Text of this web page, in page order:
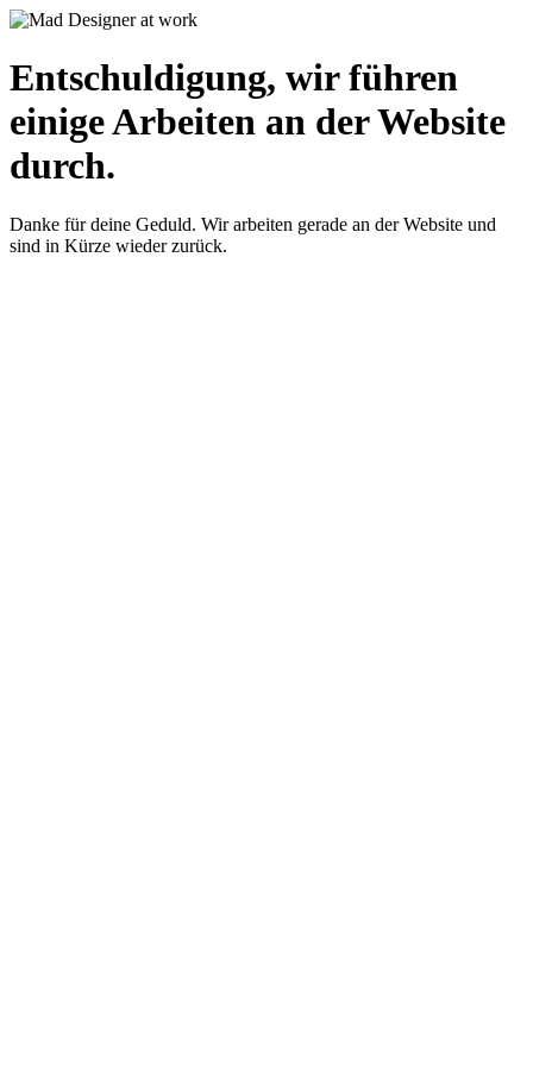
Entschuldigung, wir führen
einige Arbeiten an der Website
durch.
Danke für deine Geduld. Wir arbeiten gerade an der Website und
sind in Kürze wieder zurück.